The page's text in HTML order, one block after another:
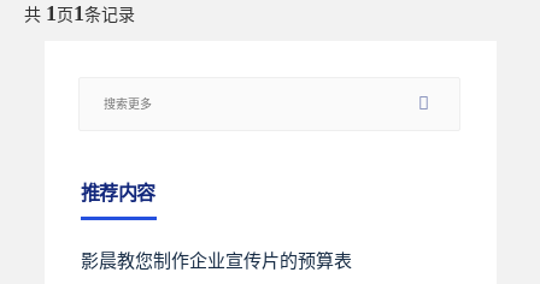
共 1 页 1条记录
推荐内容
影晨教您制作企业宣传片的预算表